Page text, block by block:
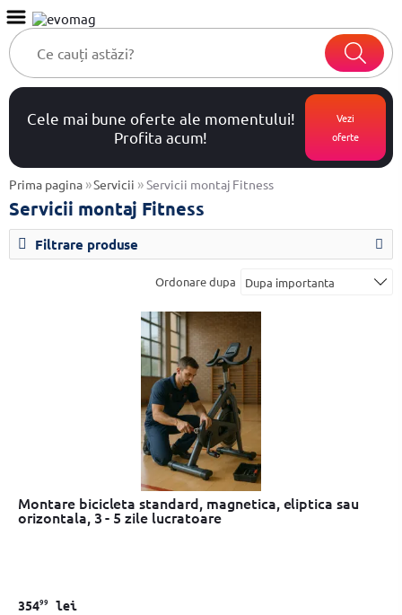
Cele mai bune oferte ale momentului!
Profita acum!
Vezi
oferte
Prima pagina »Servicii »Servicii montaj Fitness
Servicii montaj Fitness
Filtrare produse
Ordonare dupa
Montare bicicleta standard, magnetica, eliptica sau
orizontala, 3 - 5 zile lucratoare
35499 lei